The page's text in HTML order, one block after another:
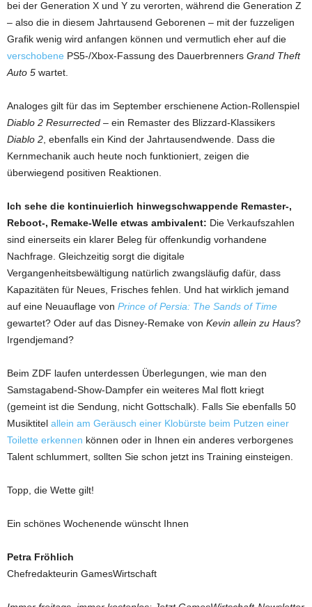
bei der Generation X und Y zu verorten, während die Generation Z
– also die in diesem Jahrtausend Geborenen – mit der fuzzeligen
Grafik wenig wird anfangen können und vermutlich eher auf die
verschobene PS5-/Xbox-Fassung des Dauerbrenners Grand Theft
Auto 5 wartet.
Analoges gilt für das im September erschienene Action-Rollenspiel
Diablo 2 Resurrected – ein Remaster des Blizzard-Klassikers
Diablo 2 , ebenfalls ein Kind der Jahrtausendwende. Dass die
Kernmechanik auch heute noch funktioniert, zeigen die
überwiegend positiven Reaktionen.
Ich sehe die kontinuierlich hinwegschwappende Remaster-,
Reboot-, Remake-Welle etwas ambivalent: Die Verkaufszahlen
sind einerseits ein klarer Beleg für offenkundig vorhandene
Nachfrage. Gleichzeitig sorgt die digitale
Vergangenheitsbewältigung natürlich zwangsläufig dafür, dass
Kapazitäten für Neues, Frisches fehlen. Und hat wirklich jemand
auf eine Neuauflage von Prince of Persia: The Sands of Time
gewartet? Oder auf das Disney-Remake von Kevin allein zu Haus?
Irgendjemand?
Beim ZDF laufen unterdessen Überlegungen, wie man den
Samstagabend-Show-Dampfer ein weiteres Mal flott kriegt
(gemeint ist die Sendung, nicht Gottschalk). Falls Sie ebenfalls 50
Musiktitel allein am Geräusch einer Klobürste beim Putzen einer
Toilette erkennen können oder in Ihnen ein anderes verborgenes
Talent schlummert, sollten Sie schon jetzt ins Training einsteigen.
Topp, die Wette gilt!
Ein schönes Wochenende wünscht Ihnen
Petra Fröhlich
Chefredakteurin GamesWirtschaft